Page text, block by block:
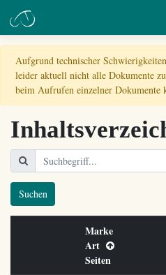
Aufgrund technischer
leider aktuell nicht alle Dokumente
beim Aufrufen einzelner Dokumente
Suchen
Marke
Art
Seiten